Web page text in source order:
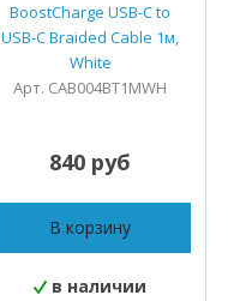
BoostCharge USB-C to
USB-C Braided Cable 1м,
White
Арт. CAB004BT1MWH
840 руб
В корзину
в наличии